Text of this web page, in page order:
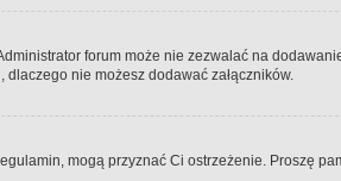
forum może nie zezwalać na
dlaczego nie możesz dodawać załączników.
mogą przyznać Ci ostrzeżenie. Proszę